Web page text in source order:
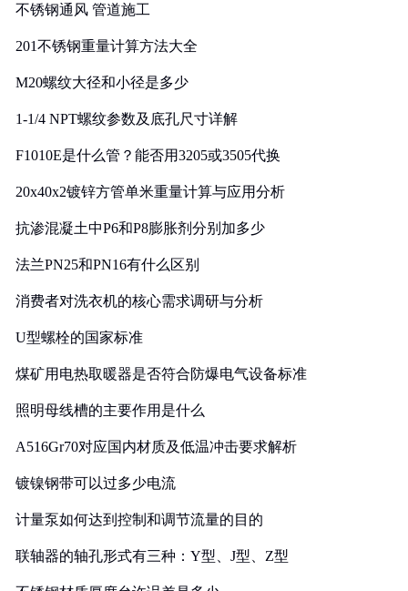
不锈钢通风 管道施工
201不锈钢重量计算方法大全
M20螺纹大径和小径是多少
1-1/4 NPT螺纹参数及底孔尺寸详解
F1010E是什么管？能否用3205或3505代换
20x40x2镀锌方管单米重量计算与应用分析
抗渗混凝土中P6和P8膨胀剂分别加多少
法兰PN25和PN16有什么区别
消费者对洗衣机的核心需求调研与分析
U型螺栓的国家标准
煤矿用电热取暖器是否符合防爆电气设备标准
照明母线槽的主要作用是什么
A516Gr70对应国内材质及低温冲击要求解析
镀镍钢带可以过多少电流
计量泵如何达到控制和调节流量的目的
联轴器的轴孔形式有三种：Y型、J型、Z型